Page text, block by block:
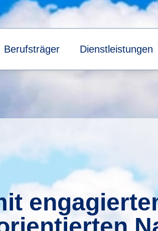
Berufsträger Dienstleistungen